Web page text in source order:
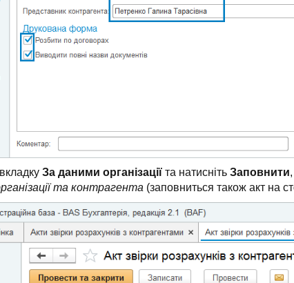
За даними організації та натиснітьЗаповнити
та контрагента (заповниться також акт на